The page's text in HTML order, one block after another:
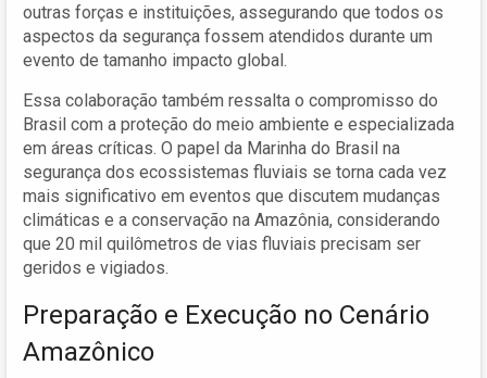
outras forças e instituições, assegurando que todos os
aspectos da segurança fossem atendidos durante um
evento de tamanho impacto global.
Essa colaboração também ressalta o compromisso do
Brasil com a proteção do meio ambiente e especializada
em áreas críticas. O papel da Marinha do Brasil na
segurança dos ecossistemas fluviais se torna cada vez
mais significativo em eventos que discutem mudanças
climáticas e a conservação na Amazônia, considerando
que 20 mil quilômetros de vias fluviais precisam ser
geridos e vigiados.
Preparação e Execução no Cenário
Amazônico